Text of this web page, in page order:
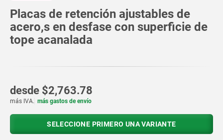
Placas de retención ajustables de
acero,s en desfase con superficie de
tope acanalada
desde $2,763.78
más IVA. más gastos de envío
SELECCIONE PRIMERO UNA VARIANTE